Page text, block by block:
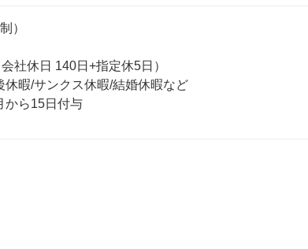
）
社休日 140日+指定休5日）
休暇/サンクス休暇/結婚休暇など